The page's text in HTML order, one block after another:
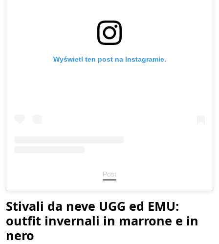
Wyświetl ten post na Instagramie.
Post
Stivali da neve UGG ed EMU:
outfit invernali in marrone e in
nero